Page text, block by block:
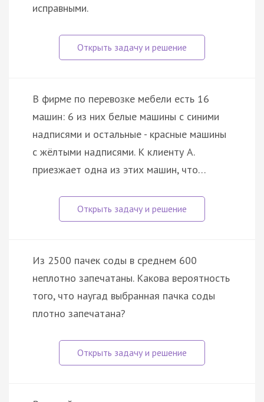
исправными.
В фирме по перевозке мебели есть 16
машин: 6 из них белые машины с синими
надписями и остальные - красные машины
с жёлтыми надписями. К клиенту А.
приезжает одна из этих машин, что…
Из 2500 пачек соды в среднем 600
неплотно запечатаны. Какова вероятность
того, что наугад выбранная пачка соды
плотно запечатана?